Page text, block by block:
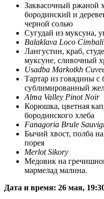
Заквасочный ржаной
бородинский и
черной солью
Сугудай из муксуна,
Balaklava Loco Cimbali
Лангустин, краб,
муксуне, сливочный
Usadba Markotkh
Тартар из говядины
сублимированный
Alma Valley Pinot Noir
Корюшка, цветная
бородинского хлеба
Fanagoria Brule
Бычий хвост, полба
порея
Merlot Sikory
Медовик на
мармелад малина.
Дата и время: 26 мая,